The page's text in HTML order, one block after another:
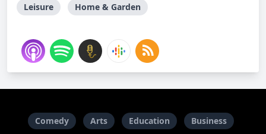
Leisure Home & Garden
Comedy Arts Education Business